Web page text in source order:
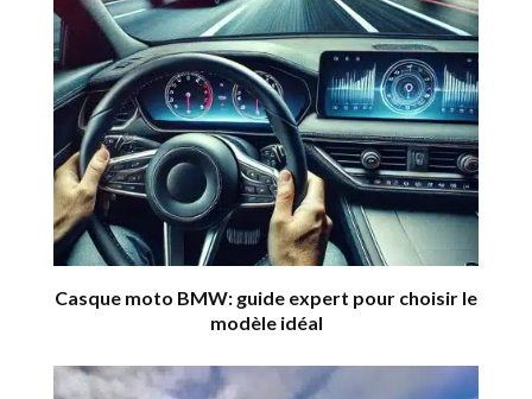
Casque moto BMW: guide expert pour choisir le
modèle idéal